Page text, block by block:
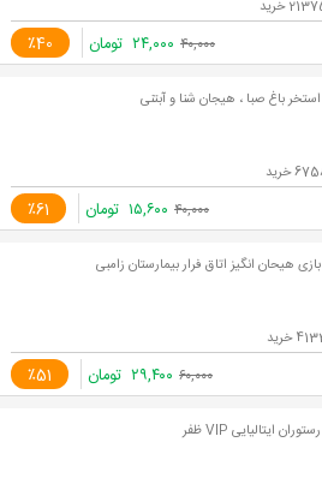
٪40 ۴۰,۰۰۰ ۲۴,۰۰۰ تومان
استخر باغ صبا ، هیجان شنا و آبتنی
٪61 ۴۰,۰۰۰ ۱۵,۶۰۰ تومان
بازی هیحان انگیز اتاق فرار بیمارستان زامبی
٪51 ۶۰,۰۰۰ ۲۹,۴۰۰ تومان
رستوران ایتالیایی VIP ظفر